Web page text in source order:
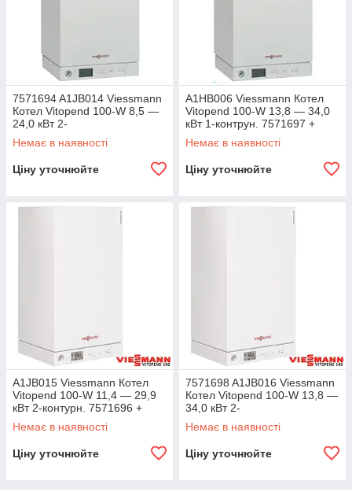
7571694 A1JB014 Viessmann
Котел Vitopend 100-W 8,5 —
24,0 кВт 2-
контурн.+71.MT7.00.02 (або
7246579)
Немає в наявності
Ціну уточнюйте
A1HB006 Viessmann Котел
Vitopend 100-W 13,8 — 34,0
кВт 1-контрун. 7571697 +
71.MT7.00.02
Немає в наявності
Ціну уточнюйте
A1JB015 Viessmann Котел
Vitopend 100-W 11,4 — 29,9
кВт 2-контурн. 7571696 +
71.MT7.00.02
Немає в наявності
Ціну уточнюйте
7571698 A1JB016 Viessmann
Котел Vitopend 100-W 13,8 —
34,0 кВт 2-
контурн.+71.MT7.00.02 (або
7246579)
Немає в наявності
Ціну уточнюйте